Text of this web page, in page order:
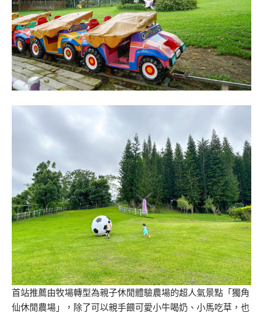
首站推薦由牧場轉型為親子休閒體驗農場的超人氣景點「獨角
仙休閒農場」，除了可以親手餵可愛小牛喝奶、小馬吃草，也